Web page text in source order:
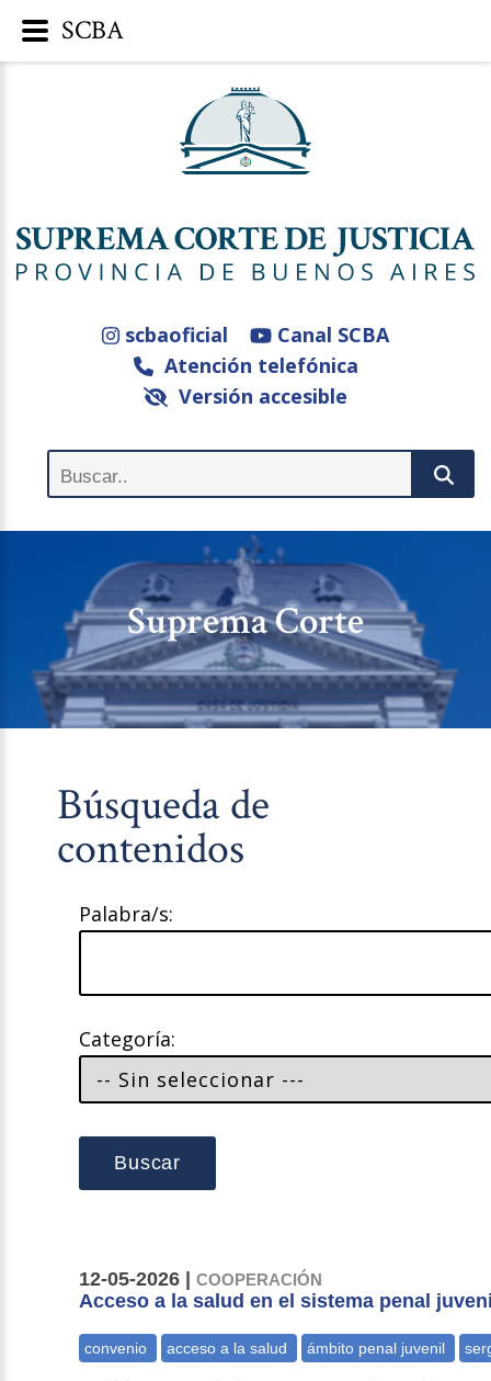
scbaoficial
Canal SCBA
Atención telefónica
Versión accesible
Suprema Corte
Búsqueda de
contenidos
Palabra/s:
Categoría:
Buscar
12-05-2026 |COOPERACIÓN
Acceso a la salud en el sistema penal
SCBA